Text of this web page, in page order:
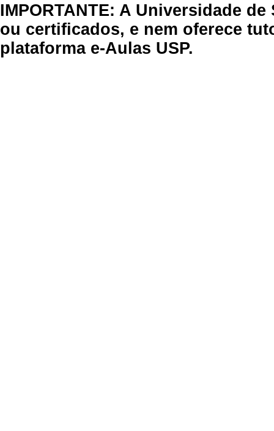
IMPORTANTE: A Universidade
ou certificados, e nem oferece
plataforma e-Aulas USP.